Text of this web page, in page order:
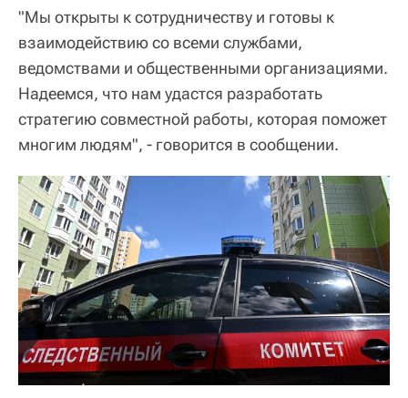
"Мы открыты к сотрудничеству и готовы к
взаимодействию со всеми службами,
ведомствами и общественными организациями.
Надеемся, что нам удастся разработать
стратегию совместной работы, которая поможет
многим людям", - говорится в сообщении.